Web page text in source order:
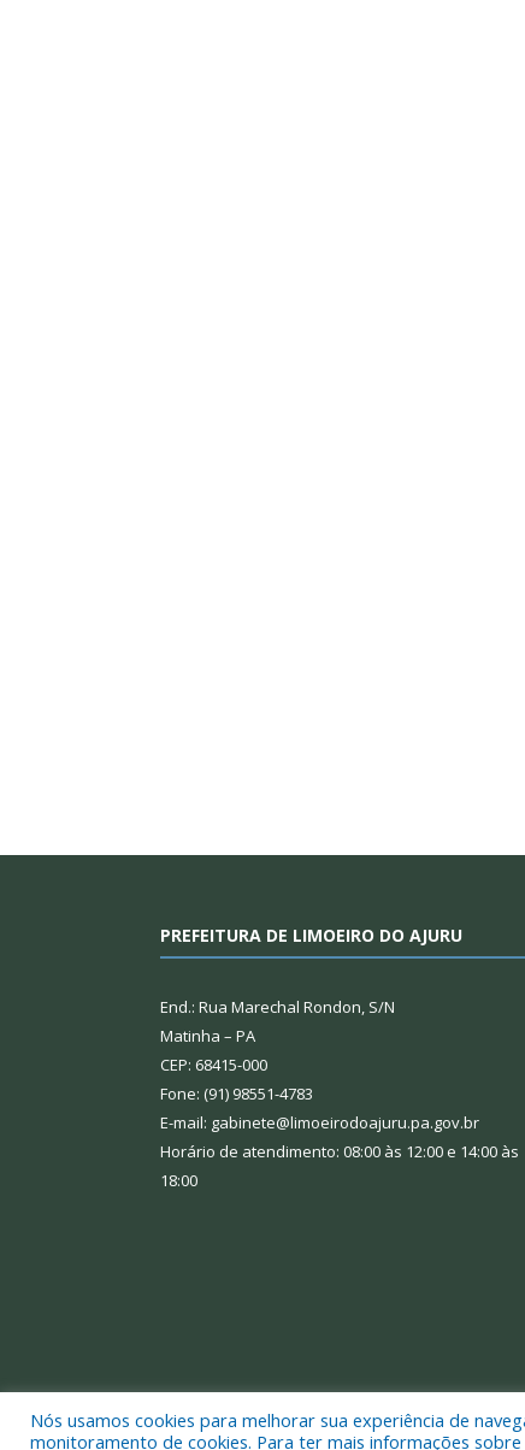
PREFEITURA DE LIMOEIRO DO AJURU
End.: Rua Marechal Rondon, S/N
Matinha – PA
CEP: 68415-000
Fone: (91) 98551-4783
E-mail: gabinete@limoeirodoajuru.pa.gov.br
Horário de atendimento: 08:00 às 12:00 e 14:00 às
18:00
Todos os direitos reservados a Prefeitura
Nós usamos cookies para melhorar sua experiência de
monitoramento de cookies. Para ter mais informações